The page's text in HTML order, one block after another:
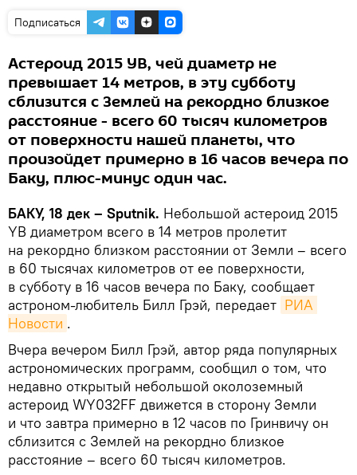
Подписаться
Астероид 2015 YB, чей диаметр не
превышает 14 метров, в эту субботу
сблизится с Землей на рекордно близкое
расстояние - всего 60 тысяч километров
от поверхности нашей планеты, что
произойдет примерно в 16 часов вечера по
Баку, плюс-минус один час.
БАКУ, 18 дек – Sputnik. Небольшой астероид 2015
YB диаметром всего в 14 метров пролетит
на рекордно близком расстоянии от Земли – всего
в 60 тысячах километров от ее поверхности,
в субботу в 16 часов вечера по Баку, сообщает
астроном-любитель Билл Грэй, передает РИА
Новости .
Вчера вечером Билл Грэй, автор ряда популярных
астрономических программ, сообщил о том, что
недавно открытый небольшой околоземный
астероид WY032FF движется в сторону Земли
и что завтра примерно в 12 часов по Гринвичу он
сблизится с Землей на рекордно близкое
расстояние – всего 60 тысяч километров.